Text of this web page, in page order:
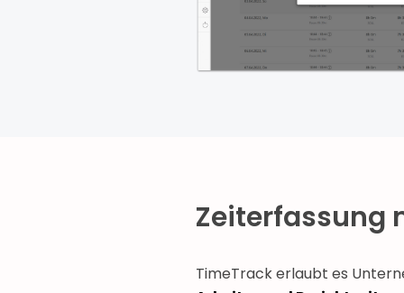
Zeiterfassung
TimeTrack erlaubt es